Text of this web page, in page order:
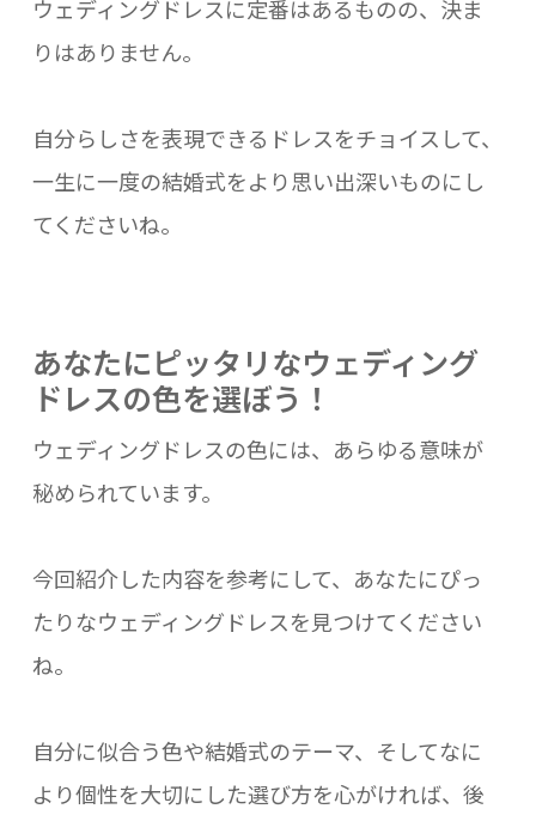
ウェディングドレスに定番はあるものの、決ま
りはありません。
自分らしさを表現できるドレスをチョイスして、
一生に一度の結婚式をより思い出深いものにし
てくださいね。
あなたにピッタリなウェディング
ドレスの色を選ぼう！
ウェディングドレスの色には、あらゆる意味が
秘められています。
今回紹介した内容を参考にして、あなたにぴっ
たりなウェディングドレスを見つけてください
ね。
自分に似合う色や結婚式のテーマ、そしてなに
より個性を大切にした選び方を心がければ、後